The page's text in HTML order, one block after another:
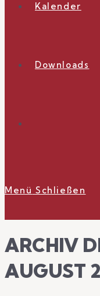
Kalender
Downloads
umschalten
Menü Schließen
ARCHIV
AUGUST